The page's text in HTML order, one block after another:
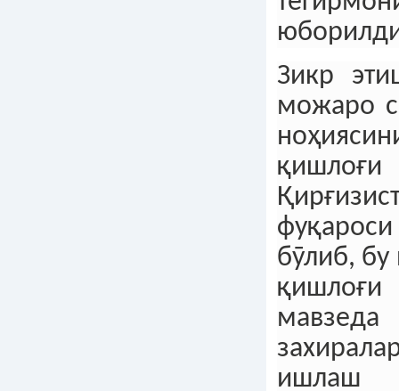
Зикр
можаро
бӯлиб,
ишлаш